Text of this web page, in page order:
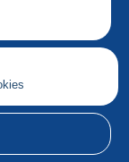
Nederlands